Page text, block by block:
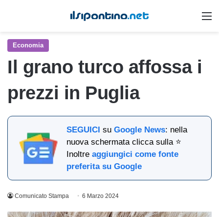
Economia
Il grano turco affossa i
prezzi in Puglia
SEGUICI suGoogle News: nella
nuova schermata clicca sulla ⭐
Inoltreaggiungici come fonte
preferita su Google
Comunicato Stampa 6 Marzo 2024